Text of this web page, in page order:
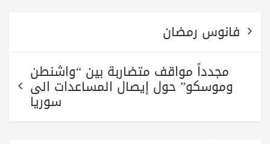
تصفّح
المقالات
فانوس رمضان
مجدداً مواقف متضاربة بين “واشنطن
وموسكو” حول إيصال المساعدات الى
سوريا